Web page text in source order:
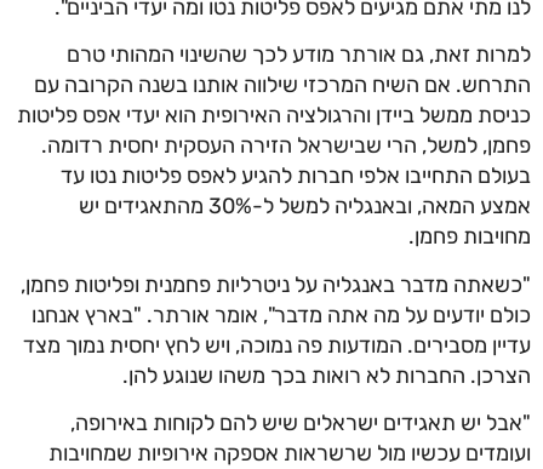
לנו מתי אתם מגיעים לאפס פליטות נטו ומה יעדי הביניים".
למרות זאת, גם אורתר מודע לכך שהשינוי המהותי טרם
התרחש. אם השיח המרכזי שילווה אותנו בשנה הקרובה עם
כניסת ממשל ביידן והרגולציה האירופית הוא יעדי אפס פליטות
פחמן, למשל, הרי שבישראל הזירה העסקית יחסית רדומה.
בעולם התחייבו אלפי חברות להגיע לאפס פליטות נטו עד
אמצע המאה, ובאנגליה למשל ל-30% מהתאגידים יש
מחויבות פחמן.
"כשאתה מדבר באנגליה על ניטרליות פחמנית ופליטות פחמן,
כולם יודעים על מה אתה מדבר", אומר אורתר. "בארץ אנחנו
עדיין מסבירים. המודעות פה נמוכה, ויש לחץ יחסית נמוך מצד
הצרכן. החברות לא רואות בכך משהו שנוגע להן.
"אבל יש תאגידים ישראלים שיש להם לקוחות באירופה,
ועומדים עכשיו מול שרשראות אספקה אירופיות שמחויבות